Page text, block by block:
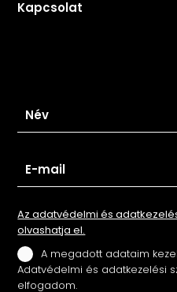
Kapcsolat
Az adatvédelmi és
olvashatja el.
A megadott adataim
Adatvédelmi és adatkezelési
elfogadom.